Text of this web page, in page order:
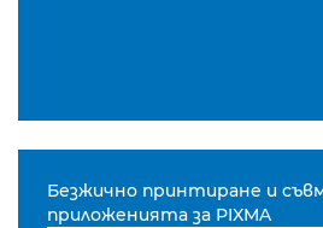
Безжично принтиране и
приложенията за PIXMA